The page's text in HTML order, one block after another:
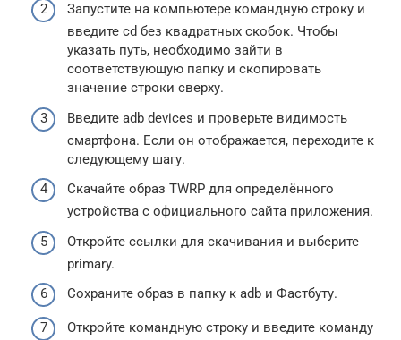
Запустите на компьютере командную строку и
введите cd без квадратных скобок. Чтобы
указать путь, необходимо зайти в
соответствующую папку и скопировать
значение строки сверху.
Введите adb devices и проверьте видимость
смартфона. Если он отображается, переходите к
следующему шагу.
Скачайте образ TWRP для определённого
устройства с официального сайта приложения.
Откройте ссылки для скачивания и выберите
primary.
Сохраните образ в папку к adb и Фастбуту.
Откройте командную строку и введите команду